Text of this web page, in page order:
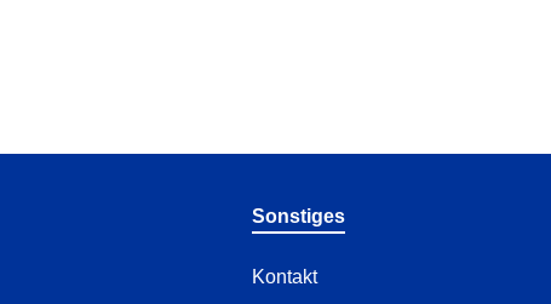
Sonstiges
Kontakt